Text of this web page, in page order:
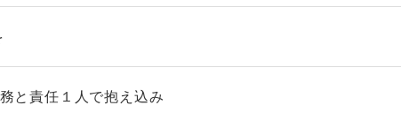
と責任１人で抱え込み